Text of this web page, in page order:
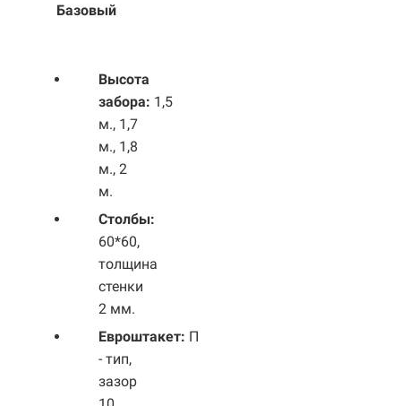
Базовый
Высота
забора: 1,5
м., 1,7
м., 1,8
м., 2
м.
Столбы:
60*60,
толщина
стенки
2 мм.
Евроштакет: П
- тип,
зазор